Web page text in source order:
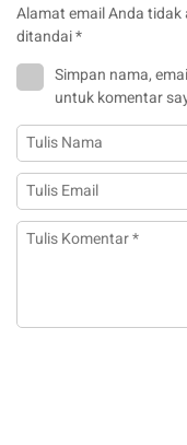
Alamat email Anda
ditandai*
Simpan nama,
untuk komentar